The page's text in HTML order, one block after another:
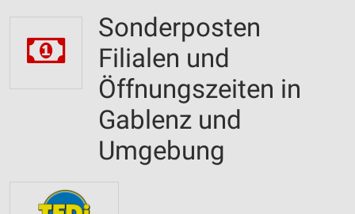
Sonderposten
Filialen und
Öffnungszeiten in
Gablenz und
Umgebung